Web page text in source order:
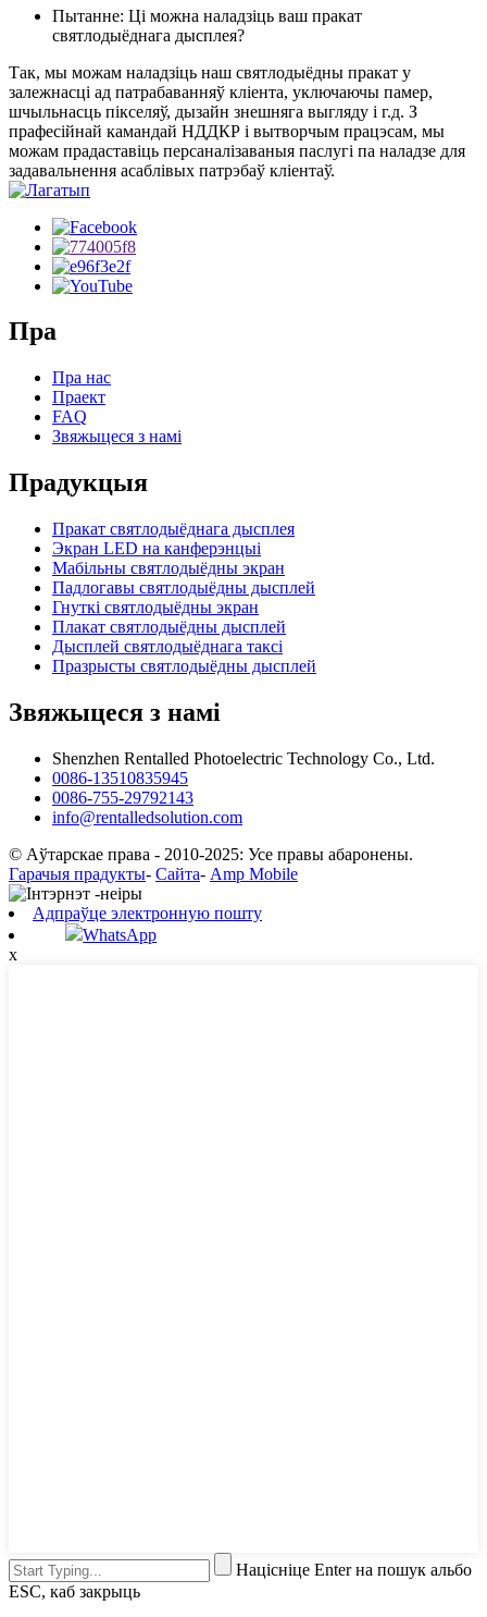
Пытанне: Ці можна наладзіць ваш пракат
святлодыёднага дысплея?
Так, мы можам наладзіць наш святлодыёдны пракат у
залежнасці ад патрабаванняў кліента, уключаючы памер,
шчыльнасць пікселяў, дызайн знешняга выгляду і г.д. З
прафесійнай камандай НДДКР і вытворчым працэсам, мы
можам прадаставіць персаналізаваныя паслугі па наладзе для
задавальнення асаблівых патрэбаў кліентаў.
Пра
Пра нас
Праект
FAQ
Звяжыцеся з намі
Прадукцыя
Пракат святлодыёднага дысплея
Экран LED на канферэнцыі
Мабільны святлодыёдны экран
Падлогавы святлодыёдны дысплей
Гнуткі святлодыёдны экран
Плакат святлодыёдны дысплей
Дысплей святлодыёднага таксі
Празрысты святлодыёдны дысплей
Звяжыцеся з намі
Shenzhen Rentalled Photoelectric Technology Co., Ltd.
0086-13510835945
0086-755-29792143
info@rentalledsolution.com
© Аўтарскае права - 2010-2025: Усе правы абаронены.
Гарачыя прадукты- Сайта- Amp Mobile
Адпраўце электронную пошту
WhatsApp
x
Націсніце Enter на пошук альбо
ESC, каб закрыць